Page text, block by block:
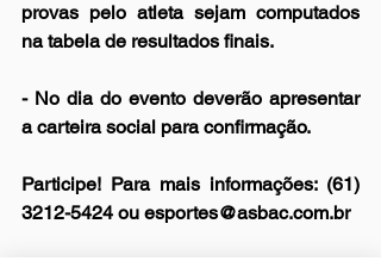
provas pelo atleta sejam computados
na tabela de resultados finais.
- No dia do evento deverão apresentar
a carteira social para confirmação.
Participe! Para mais informações: (61)
3212-5424 ou esportes@asbac.com.br